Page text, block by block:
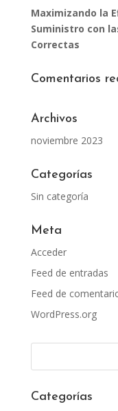
Maximizando la
Suministro con
Correctas
Comentarios
Archivos
noviembre 2023
Categorías
Sin categoría
Meta
Acceder
Feed de entradas
Feed de
WordPress.org
Categorías